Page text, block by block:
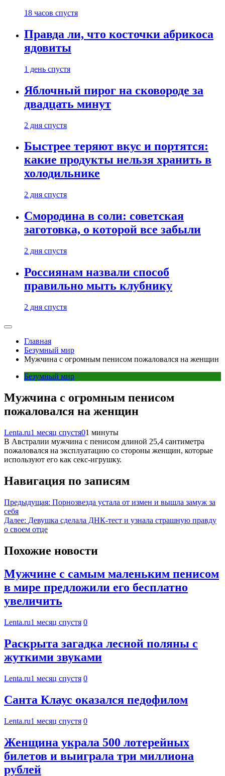
18 часов спустя
Правда ли, что косточки абрикоса
ядовиты
1 день спустя
Яблочный пирог на сковороде за
двадцать минут
2 дня спустя
Быстрее теряют вкус и портятся:
какие продукты нельзя хранить в
холодильнике
2 дня спустя
Смородина в соли: советская
заготовка, о которой все забыли
2 дня спустя
Россиянам назвали способ
правильно мыть клубнику
2 дня спустя
Главная
Безумный мир
Мужчина с огромным пенисом пожаловался на женщин
Безумный мир
Мужчина с огромным пенисом
пожаловался на женщин
Lenta.ru1 месяц спустя01 минуты
В Австралии мужчина с пенисом длиной 25,4 сантиметра
пожаловался на эксплуатацию со стороны женщин, которые
используют его как секс-игрушку.
Навигация по записям
Предыдущая: Порнозвезда устала от измен и вышла замуж за
себя
Далее: Девушка сделала ДНК-тест и узнала страшную правду
о своем отце
Похожие новости
Мужчине с самым маленьким пенисом
в мире предложили его бесплатно
увеличить
Lenta.ru1 месяц спустя 0
Раскрыта загадка лесной поляны с
жуткими звуками
Lenta.ru1 месяц спустя 0
Санта Клаус оказался педофилом
Lenta.ru1 месяц спустя 0
Женщина украла 500 лотерейных
билетов и выиграла три миллиона
рублей